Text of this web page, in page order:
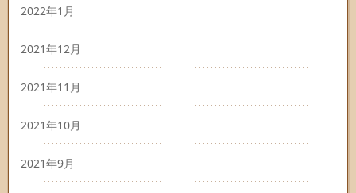
2022年1月
2021年12月
2021年11月
2021年10月
2021年9月